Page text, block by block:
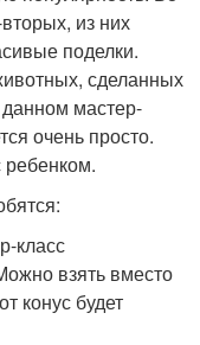
из них
поделки.
сделанных
мастер-
очень просто.
ребенком.
класс
взять вместо
конус будет